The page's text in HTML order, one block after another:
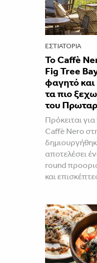
ΕΣΤΙΑΤΌΡΙΑ
Το Caffè
Fig Tree
φαγητό
τα πιο
του
Πρόκειται
Caffè Nero
αποτελέσει
round
και